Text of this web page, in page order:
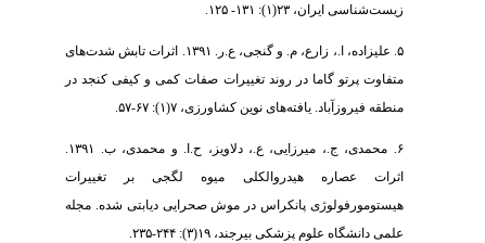
زیست‌شناسی ایران، ۲۳(۱): ۱۳۱- ۱۲۵.
۵. علیزاده، ا.، زارع، م. و گنجی، ع.ر. ۱۳۹۱. اثرات تابش شدت‌های
متفاوت پرتو گاما در روند تغییرات صفات کمی و کیفی کنجد در
منطقه فیروزآباد. یافته‌های نوین کشاورزی، ۷(۱): ۶۷-۵۷.
۶. محمدی، ج.، میرزایی، ع.، دلاویز، ح.ا. و محمدی، ب. ۱۳۹۱.
اثرات عصاره هیدروالکلی میوه لگجی بر تغییرات
هیستومورفولوژی پانکراس در موش صحرایی دیابتی شده. مجله
علمی دانشگاه علوم پزشکی بیرجند، ۱۹(۳): ۲۴۴-۲۳۵.